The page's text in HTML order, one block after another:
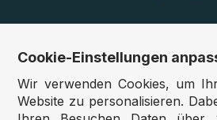
Unsere
Deutschland:
Cookie-Einstellungen
Wir verwenden Cookies, um
Website zu personalisieren.